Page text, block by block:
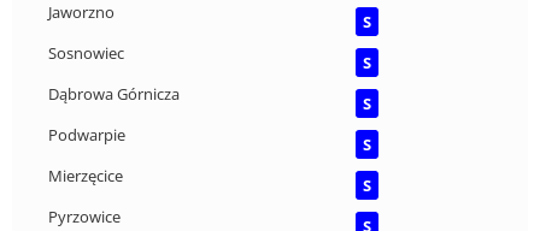
Jaworzno
S
Sosnowiec
S
Dąbrowa Górnicza
S
Podwarpie
S
Mierzęcice
S
Pyrzowice
S